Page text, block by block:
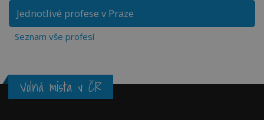
Jednotlivé profese v Praze
Seznam vše profesí
Volná místa v ČR